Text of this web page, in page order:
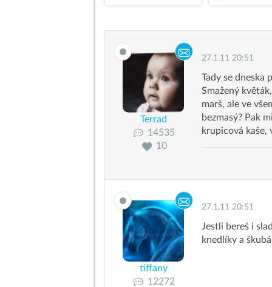
Terrad
14535
10
27.1.11 20:51
Tady se dneska
Smažený
marš, ale ve
bezmasý? Pak
krupicová kaše,
tiffany
12272
27.1.11 20:51
Jestli bereš i
knedlíky a